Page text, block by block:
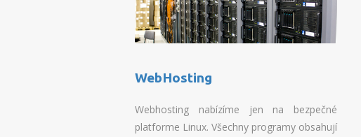
WebHosting
Webhosting nabízíme jen na bezpečné
platforme Linux. Všechny programy obsahují